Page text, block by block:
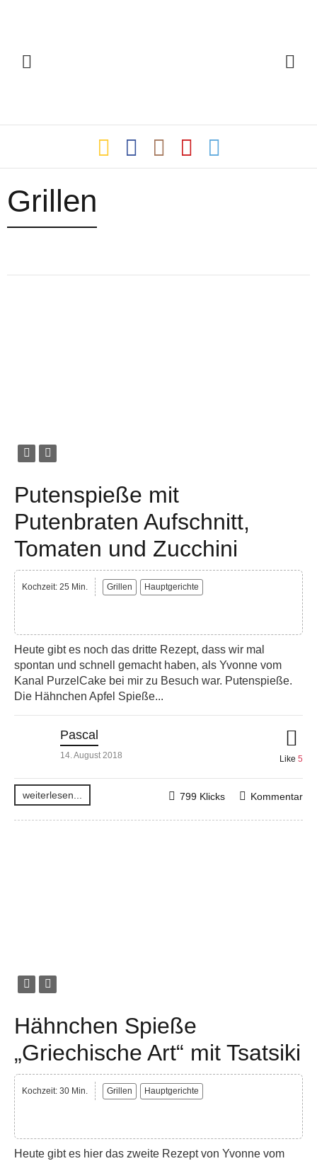
Grillen
Putenspieße mit
Putenbraten Aufschnitt,
Tomaten und Zucchini
Kochzeit: 25 Min. Grillen Hauptgerichte
Heute gibt es noch das dritte Rezept, dass wir mal
spontan und schnell gemacht haben, als Yvonne vom
Kanal PurzelCake bei mir zu Besuch war. Putenspieße.
Die Hähnchen Apfel Spieße...
Pascal
14. August 2018 Like 5
weiterlesen... Kommentar
799 Klicks
Hähnchen Spieße
„Griechische Art“ mit Tsatsiki
Kochzeit: 30 Min. Grillen Hauptgerichte
Heute gibt es hier das zweite Rezept von Yvonne vom